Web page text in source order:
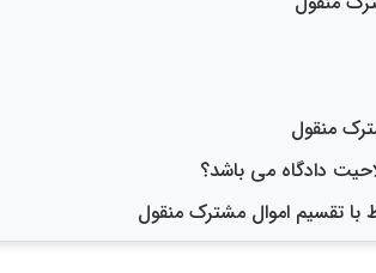
منقول
دادگاه می باشد؟
با تقسیم اموال مشترک منقول